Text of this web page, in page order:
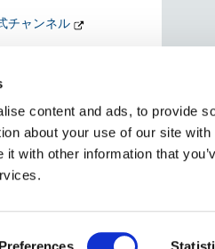
content and ads, to provide
about your use of our site
with other information that
チャンネル
トニュー）
RSS一覧 個人情報保護方針
Copyright © Tokyo Metro